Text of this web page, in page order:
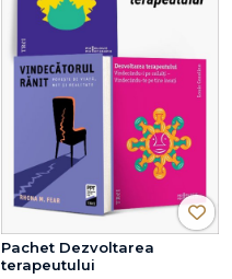
Pachet Dezvoltarea
terapeutului